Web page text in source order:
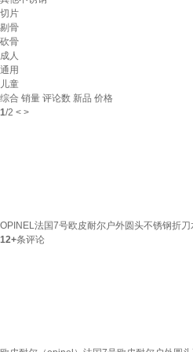
切片
剔骨
砍骨
成人
通用
儿童
综合 销量 评论数 新品 价格
1/2 < >
OPINEL法国7号欧皮耐尔户外圆头不锈钢折
12+条评论